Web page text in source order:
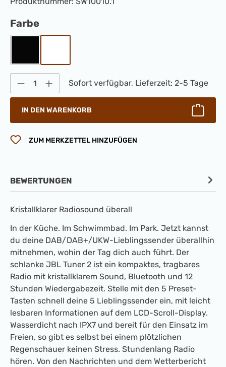
Farbeauswählen
Produkt Anzahl: Gib den gewünschten
Sofort verfügbar, Lieferzeit: 2-5 Tage
IN DEN WARENKORB
ZUM MERKZETTEL HINZUFÜGEN
BEWERTUNGEN
Kristallklarer Radiosound überall
In der Küche. Im Schwimmbad. Im Park. Jetzt kannst
du deine DAB/DAB+/UKW-Lieblingssender überallhin
mitnehmen, wohin der Tag dich auch führt. Der
schlanke JBL Tuner 2 ist ein kompaktes, tragbares
Radio mit kristallklarem Sound, Bluetooth und 12
Stunden Wiedergabezeit. Stelle mit den 5 Preset-
Tasten schnell deine 5 Lieblingssender ein, mit leicht
lesbaren Informationen auf dem LCD-Scroll-Display.
Wasserdicht nach IPX7 und bereit für den Einsatz im
Freien, so gibt es selbst bei einem plötzlichen
Regenschauer keinen Stress. Stundenlang Radio
hören. Von den Nachrichten und dem Wetterbericht